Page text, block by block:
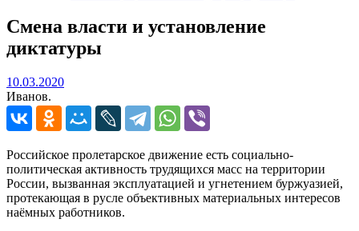
Смена власти и установление
диктатуры
10.03.202010.03.2020
Иванов.
Российское пролетарское движение есть социально-
политическая активность трудящихся масс на территории
России, вызванная эксплуатацией и угнетением буржуазией,
протекающая в русле объективных материальных интересов
наёмных работников.